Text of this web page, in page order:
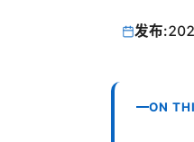
发布:
ON